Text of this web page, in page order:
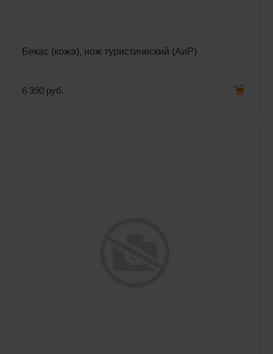
Бекас (кожа), нож туристический (АиР)
6 390 руб.